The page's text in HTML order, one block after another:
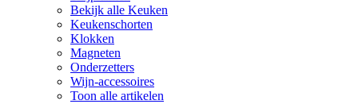
Bekijk alle Keuken
Keukenschorten
Klokken
Magneten
Onderzetters
Wijn-accessoires
Toon alle artikelen